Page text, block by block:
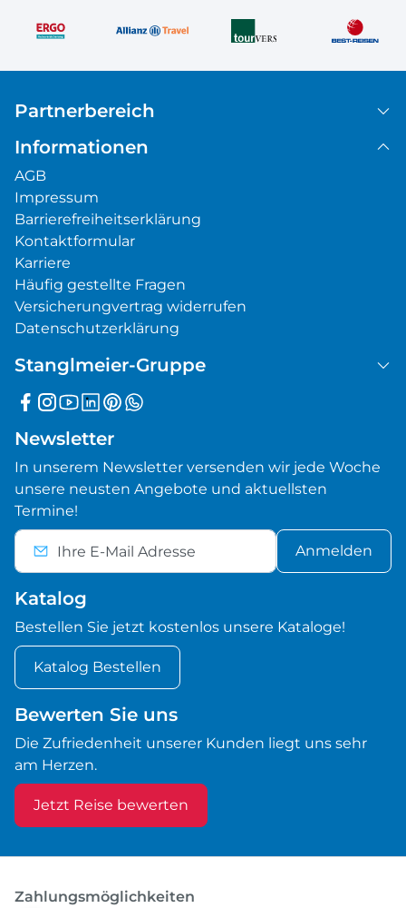
Partnerbereich
Informationen
AGB
Impressum
Barrierefreiheitserklärung
Kontaktformular
Karriere
Häufig gestellte Fragen
Versicherungvertrag widerrufen
Datenschutzerklärung
Stanglmeier-Gruppe
Newsletter
In unserem Newsletter versenden wir jede Woche
unsere neusten Angebote und aktuellsten
Termine!
Anmelden
Katalog
Bestellen Sie jetzt kostenlos unsere Kataloge!
Katalog Bestellen
Bewerten Sie uns
Die Zufriedenheit unserer Kunden liegt uns sehr
am Herzen.
Jetzt Reise bewerten
Zahlungsmöglichkeiten